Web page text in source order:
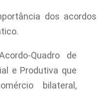
dos acordos
Quadro de
e Produtiva que
bilateral,